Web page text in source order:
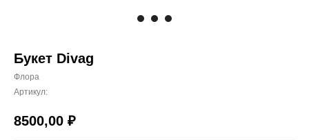
Букет Divag
Флора
Артикул:
8500,00 ₽